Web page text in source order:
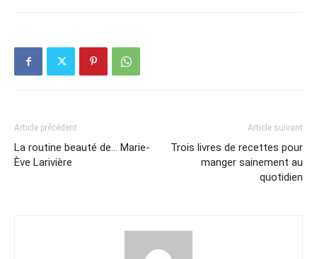
Article précédent
La routine beauté de… Marie-
Ève Larivière
Article suivant
Trois livres de recettes pour
manger sainement au
quotidien